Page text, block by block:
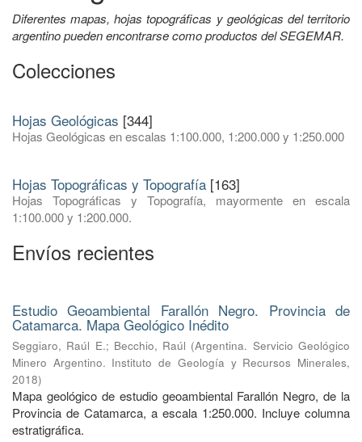
Diferentes mapas, hojas topográficas y geológicas del territorio
argentino pueden encontrarse como productos del SEGEMAR.
Colecciones
Hojas Geológicas [344]
Hojas Geológicas en escalas 1:100.000, 1:200.000 y 1:250.000
Hojas Topográficas y Topografía [163]
Hojas Topográficas y Topografía, mayormente en escala
1:100.000 y 1:200.000.
Envíos recientes
Estudio Geoambiental Farallón Negro. Provincia de
Catamarca. Mapa Geológico Inédito
Seggiaro, Raúl E.; Becchio, Raúl (Argentina. Servicio Geológico
Minero Argentino. Instituto de Geología y Recursos Minerales,
2018)
Mapa geológico de estudio geoambiental Farallón Negro, de la
Provincia de Catamarca, a escala 1:250.000. Incluye columna
estratigráfica.